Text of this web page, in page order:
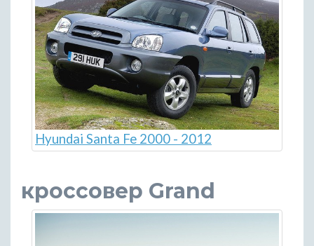
Hyundai Santa Fe 2000 - 2012
кроссовер Grand